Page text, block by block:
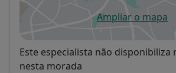
Ampliar o mapa
abre num
Disponibilidade
Este especialista não disponibiliza
nesta morada